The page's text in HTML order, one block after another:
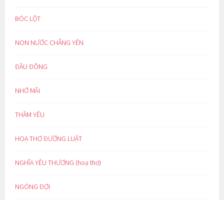
BÓC LỘT
NON NƯỚC CHẲNG YÊN
ĐẦU ĐÔNG
NHỚ MÃI
THẦM YÊU
HOẠ THƠ ĐƯỜNG LUẬT
NGHĨA YÊU THƯƠNG (hoạ thơ)
NGÓNG ĐỢI